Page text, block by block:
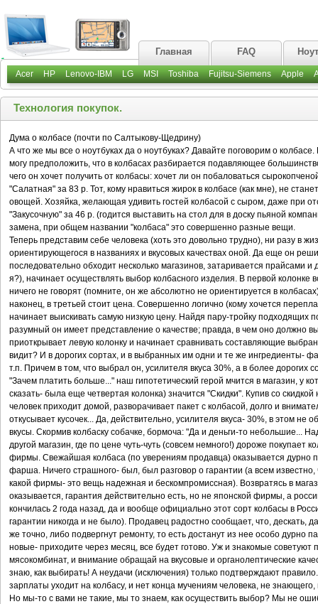
Главная FAQ
Acer HP Lenovo-IBM LG MSI Toshiba Fujitsu-Siemens Apple
Технология покупок.
Дума о колбасе (почти по Салтыкову-Щедрину)
А что же мы все о ноутбуках да о ноутбуках? Давайте поговорим о
могу предположить, что в колбасах разбирается подавляющее
чего он хочет получить от колбасы: хочет ли он побаловаться
"Салатная" за 83 р. Тот, кому нравиться жирок в колбасе (как мне), не
овощей. Хозяйка, желающая удивить гостей колбасой с сыром, даже при
"Закусочную" за 46 р. (годится выставить на стол для в доску пьяной
замена, при общем названии "колбаса" это совершенно разные вещи.
Теперь представим себе человека (хоть это довольно трудно), ни разу в
ориентирующегося в названиях и вкусовых качествах оной. Да еще он
последовательно обходит несколько магазинов, затаривается прайсами
я?), начинает осуществлять выбор колбасного изделия. В первой колонке
ничего не говорят (помните, он же абсолютно не ориентируется в
наконец, в третьей стоит цена. Совершенно логично (кому хочется
начинает выискивать самую низкую цену. Найдя пару-тройку подходящих
разумный он имеет представление о качестве; правда, в чем оно должно
приоткрывает левую колонку и начинает сравнивать составляющие
видит? И в дорогих сортах, и в выбранных им одни и те же ингредиенты-
т.п. Причем в том, что выбрал он, усилителя вкуса 30%, а в более дорогих
"Зачем платить больше..." наш гипотетический герой мчится в магазин, у
сказать- была еще четвертая колонка) значится "Скидки". Купив со
человек приходит домой, разворачивает пакет с колбасой, долго и
откусывает кусочек... Да, действительно, усилителя вкуса- 30%, в этом не
вкусы. Скормив колбаску собачке, бормоча: "Да и деньги-то небольшие...
другой магазин, где по цене чуть-чуть (совсем немного!) дороже покупает
фирмы. Свежайшая колбаса (по уверениям продавца) оказывается дурно
фарша. Ничего страшного- был, был разговор о гарантии (а всем
какой фирмы- это вещь надежная и бескомпромиссная). Возвратясь в
оказывается, гарантия действительно есть, но не японской фирмы, а
кончилась 2 года назад, да и вообще официально этот сорт колбасы в
гарантии никогда и не было). Продавец радостно сообщает, что, дескать,
же точно, либо подвергнут ремонту, то есть достанут из нее особо дурно
новые- приходите через месяц, все будет готово. Уж и знакомые советуют
мясокомбинат, и внимание обращай на вкусовые и органолептические
знаю, как выбирать! А неудачи (исключения) только подтверждают
зарплаты уходит на колбасу, и нет конца мучениям человека, не знающего,
Но мы-то с вами не такие, мы то знаем, как осуществить выбор? Мы не